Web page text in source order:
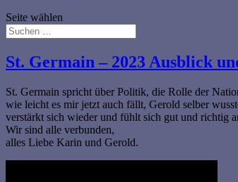
Seite wählen
St. Germain – 2023 Ausblick
St. Germain spricht über Politik, die Rolle der
wie leicht es mir jetzt auch fällt, Gerold selber
verstärkt sich wieder und fühlt sich gut und richtig
Wir sind alle verbunden,
alles Liebe Karin und Gerold.